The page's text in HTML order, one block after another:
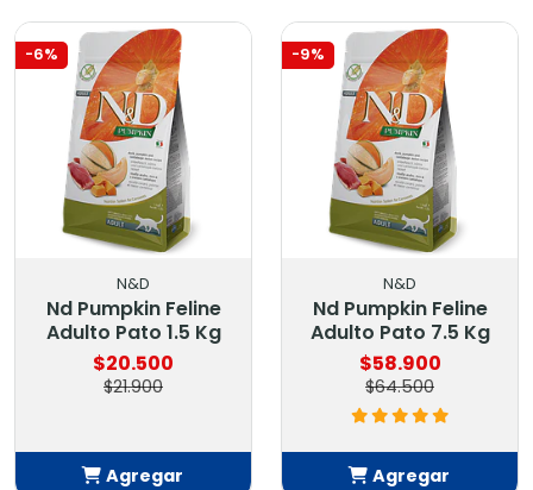
-6%
N&D
Nd Pumpkin Feline
Adulto Pato 1.5 Kg
$20.500
$21.900
Agregar
-9%
N&D
Nd Pumpkin Feline
Adulto Pato 7.5 Kg
$58.900
$64.500
Agregar